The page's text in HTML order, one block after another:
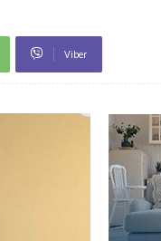
Viber